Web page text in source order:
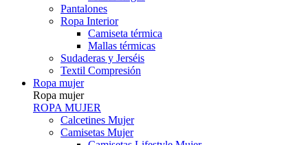
Pantalones
Ropa Interior
Camiseta térmica
Mallas térmicas
Sudaderas y Jerséis
Textil Compresión
Ropa mujer
Ropa mujer
ROPA MUJER
Calcetines Mujer
Camisetas Mujer